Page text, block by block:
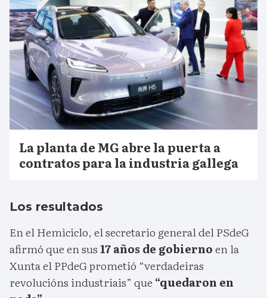
La planta de MG abre la puerta a
contratos para la industria gallega
Los resultados
En el Hemiciclo, el secretario general del PSdeG
afirmó que en sus 17 años de gobiernoen la
Xunta el PPdeG prometió “verdadeiras
revolucións industriais” que “quedaron en